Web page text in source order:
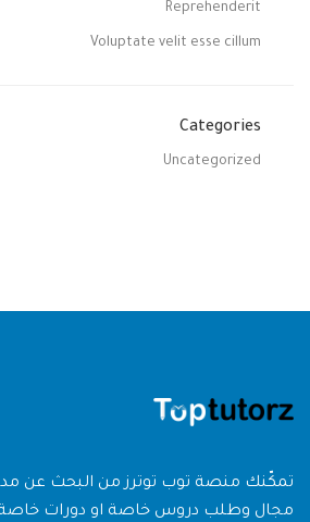
Reprehenderit
Voluptate velit esse cillum
Categories
Uncategorized
تمكّنك منصة توب توترز من البحث عن
مجال وطلب دروس خاصة او دورات خاصة